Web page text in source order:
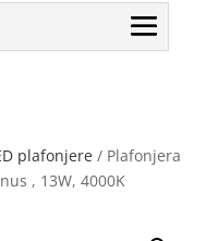
plafonjere / Plafonjera
, 13W, 4000K